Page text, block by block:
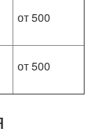
от 500
от 500